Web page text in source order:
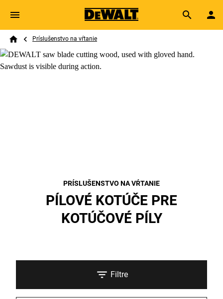
Skip to main content
Search
Breadcrumb
Príslušenstvo na vŕtanie
PRÍSLUŠENSTVO NA VŔTANIE
PÍLOVÉ KOTÚČE PRE
KOTÚČOVÉ PÍLY
Filtre